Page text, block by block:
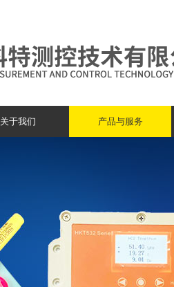
关于我们 产品与服务